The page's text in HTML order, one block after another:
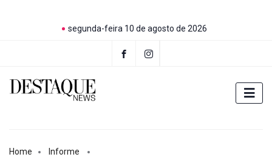
segunda-feira 10 de agosto de 2026
Home
Informe